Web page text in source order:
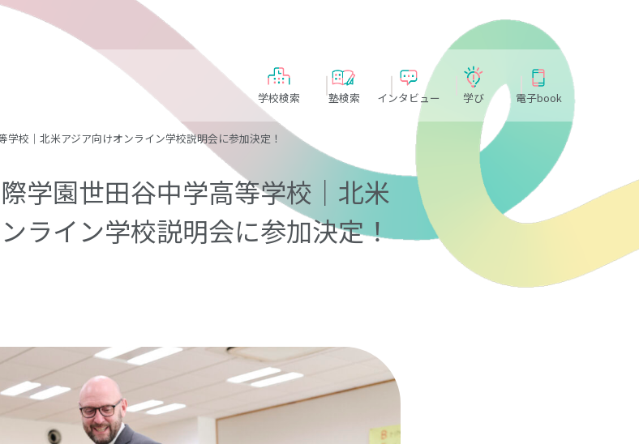
学校検索 塾検索 インタビュー 学び 電子book
学校｜北米アジア向けオンライン学校説明会に参加決定！
学園世田谷中学高等学校｜北米
ライン学校説明会に参加決定！